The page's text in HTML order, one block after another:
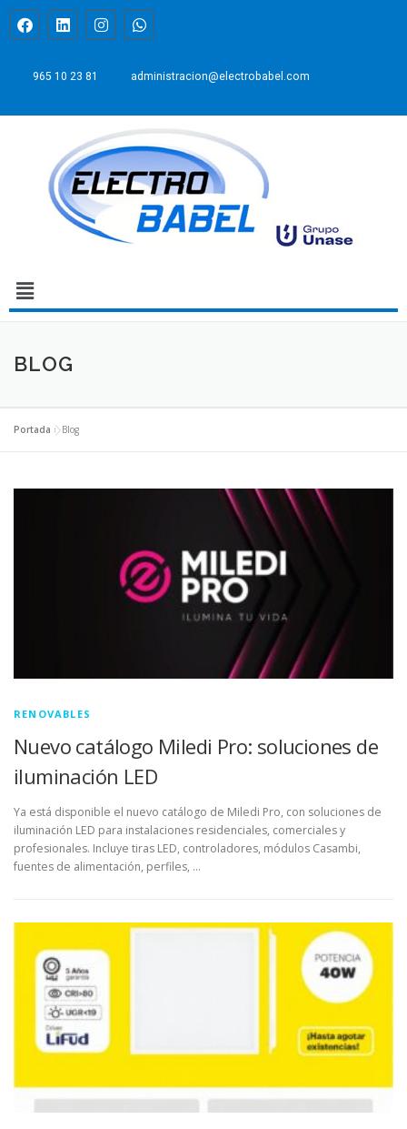
965 10 23 81 administracion@electrobabel.com
BLOG
Portada »Blog
RENOVABLES
Nuevo catálogo Miledi Pro: soluciones de
iluminación LED
Ya está disponible el nuevo catálogo de Miledi Pro, con soluciones de
iluminación LED para instalaciones residenciales, comerciales y
profesionales. Incluye tiras LED, controladores, módulos Casambi,
fuentes de alimentación, perfiles, …